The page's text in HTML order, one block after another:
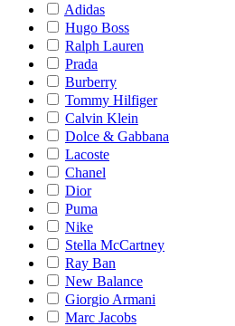
Adidas
Hugo Boss
Ralph Lauren
Prada
Burberry
Tommy Hilfiger
Calvin Klein
Dolce & Gabbana
Lacoste
Chanel
Dior
Puma
Nike
Stella McCartney
Ray Ban
New Balance
Giorgio Armani
Marc Jacobs